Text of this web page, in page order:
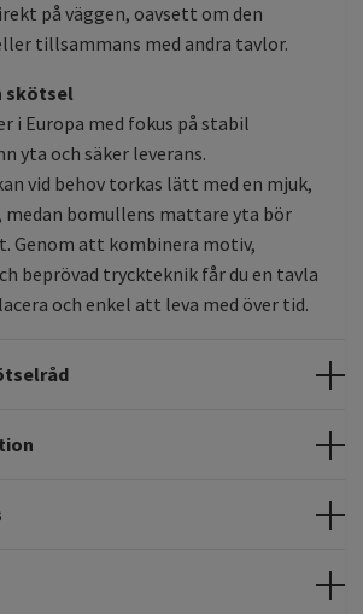
på väggen, oavsett om den
tillsammans med andra tavlor.
skötsel
i Europa med fokus på stabil
yta och säker leverans.
vid behov torkas lätt med en mjuk,
bomullens mattare yta bör
Genom att kombinera motiv,
beprövad tryckteknik får du en tavla
och enkel att leva med över tid.